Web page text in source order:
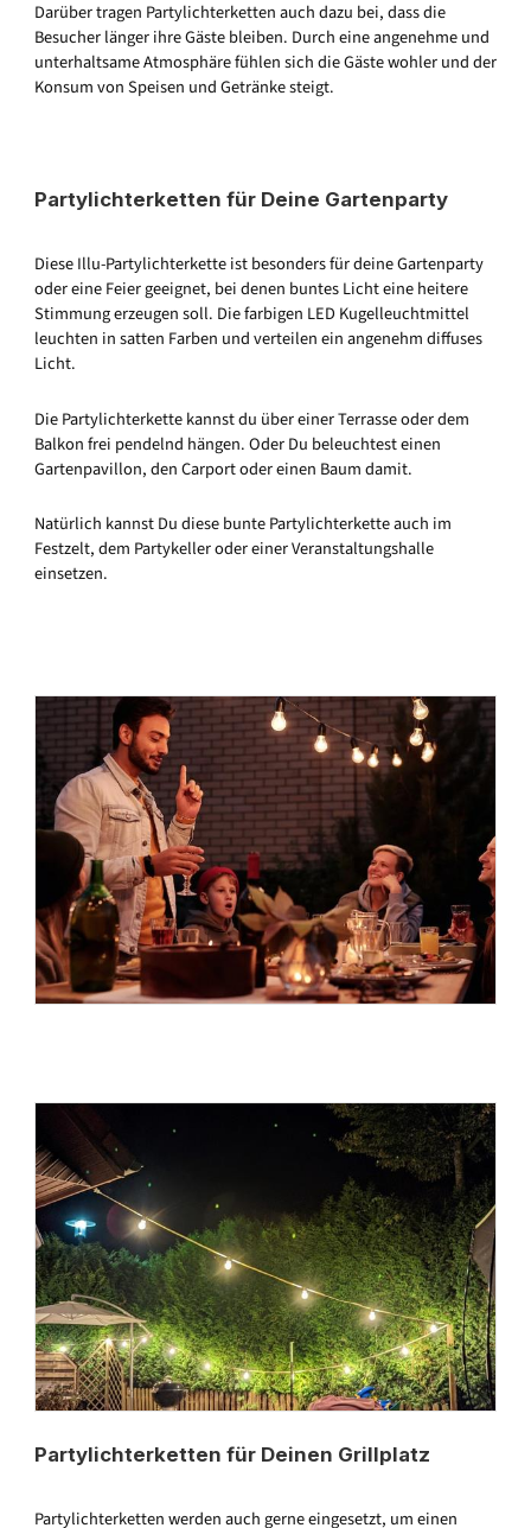
Darüber tragen Partylichterketten auch dazu bei, dass die
Besucher länger ihre Gäste bleiben. Durch eine angenehme und
unterhaltsame Atmosphäre fühlen sich die Gäste wohler und der
Konsum von Speisen und Getränke steigt.
Partylichterketten für Deine Gartenparty
Diese Illu-Partylichterkette ist besonders für deine Gartenparty
oder eine Feier geeignet, bei denen buntes Licht eine heitere
Stimmung erzeugen soll. Die farbigen LED Kugelleuchtmittel
leuchten in satten Farben und verteilen ein angenehm diffuses
Licht.
Die Partylichterkette kannst du über einer Terrasse oder dem
Balkon frei pendelnd hängen. Oder Du beleuchtest einen
Gartenpavillon, den Carport oder einen Baum damit.
Natürlich kannst Du diese bunte Partylichterkette auch im
Festzelt, dem Partykeller oder einer Veranstaltungshalle
einsetzen.
Partylichterketten für Deinen Grillplatz
Partylichterketten werden auch gerne eingesetzt, um einen